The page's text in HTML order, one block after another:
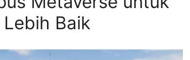
Baik